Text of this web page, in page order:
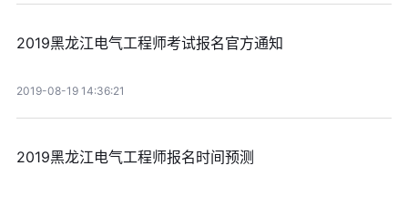
2019黑龙江电气工程师考试报名官方通知
2019-08-19 14:36:21
2019黑龙江电气工程师报名时间预测